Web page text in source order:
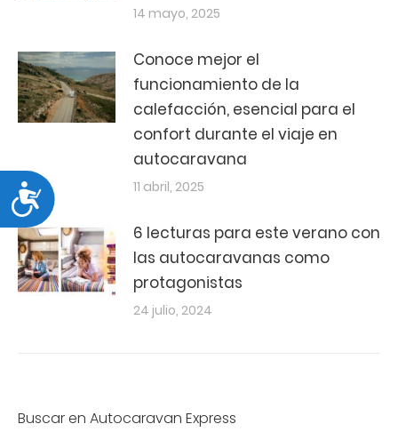
Accesibilidad
14 mayo, 2025
Conoce mejor el
funcionamiento de la
calefacción, esencial para el
confort durante el viaje en
autocaravana
11 abril, 2025
6 lecturas para este verano con
las autocaravanas como
protagonistas
24 julio, 2024
Buscar en Autocaravan Express